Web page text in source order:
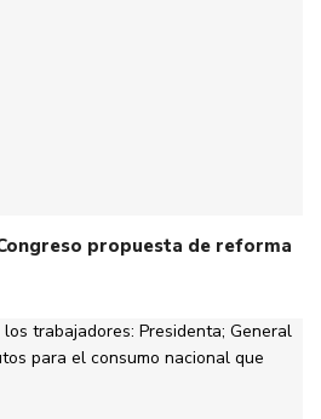
propuesta de reforma